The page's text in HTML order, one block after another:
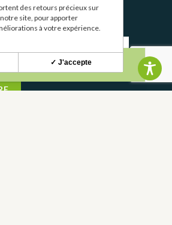
our news and special offers.
des retours précieux sur
site, pour apporter
à votre expérience.
✓ J'accepte